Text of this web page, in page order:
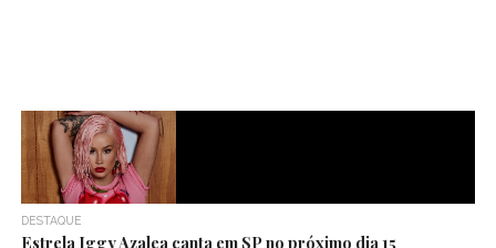
DESTAQUE
Estrela Iggy Azalea canta em SP no próximo dia 15